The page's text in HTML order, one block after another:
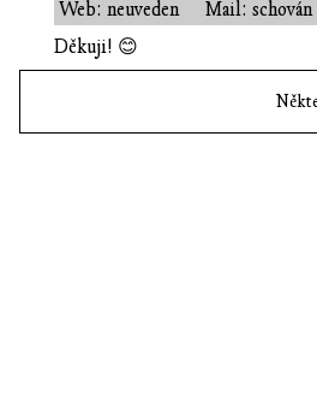
Web: neuveden
Mail: schován
Děkuji! 😊